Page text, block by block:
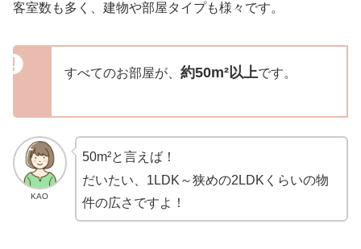
客室数も多く、建物や部屋タイプも様々です。
すべてのお部屋が、 約50m²以上です。
KAO
50m²と言えば！
だいたい、1LDK～狭めの2LDKくらいの物
件の広さですよ！